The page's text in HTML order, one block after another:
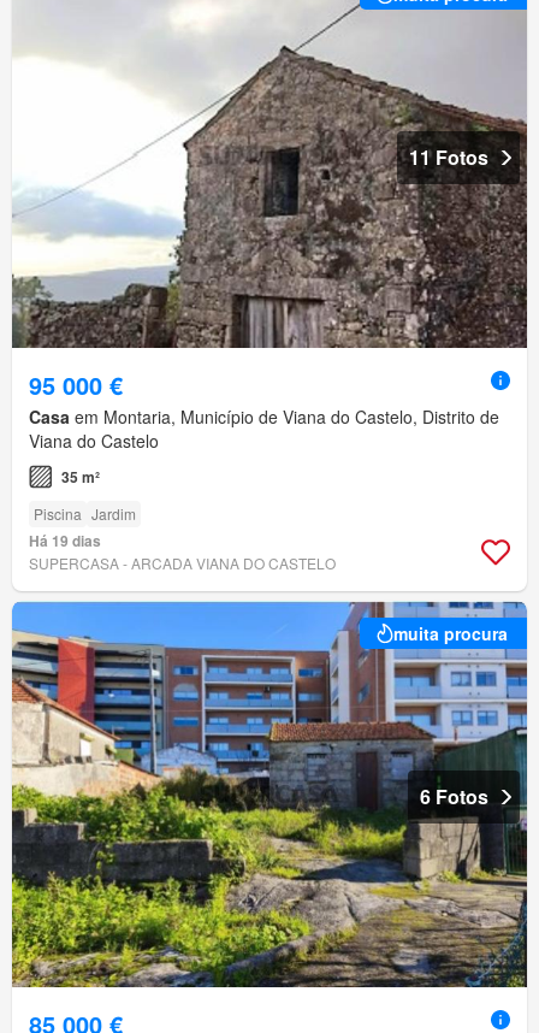
11 Fotos
95 000 €
Casa em Montaria, Município de Viana do Castelo, Distrito de
Viana do Castelo
35 m²
Piscina Jardim
Há 19 dias
SUPERCASA - ARCADA VIANA DO CASTELO
muita procura
6 Fotos
85 000 €